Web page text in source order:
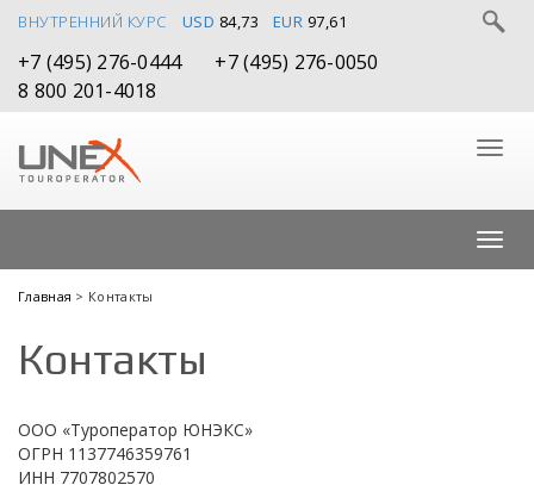
ВНУТРЕННИЙ КУРС USD 84,73 EUR 97,61
+7 (495) 276-0444
+7 (495) 276-0050
8 800 201-4018
Главная > Контакты
Контакты
ООО «Туроператор ЮНЭКС»
ОГРН 1137746359761
ИНН 7707802570